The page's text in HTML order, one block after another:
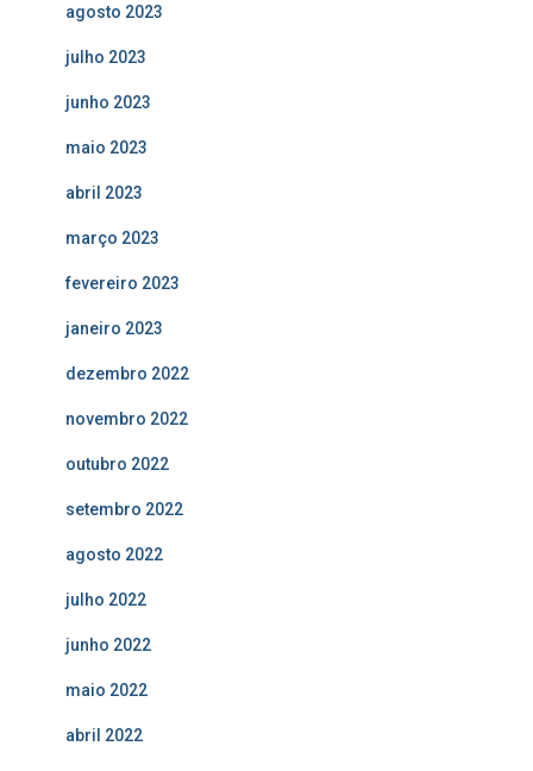
agosto 2023
julho 2023
junho 2023
maio 2023
abril 2023
março 2023
fevereiro 2023
janeiro 2023
dezembro 2022
novembro 2022
outubro 2022
setembro 2022
agosto 2022
julho 2022
junho 2022
maio 2022
abril 2022